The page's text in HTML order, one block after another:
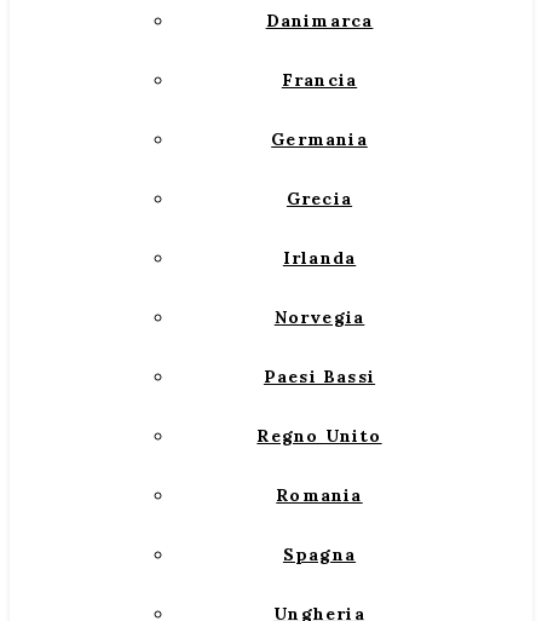
Danimarca
Francia
Germania
Grecia
Irlanda
Norvegia
Paesi Bassi
Regno Unito
Romania
Spagna
Ungheria